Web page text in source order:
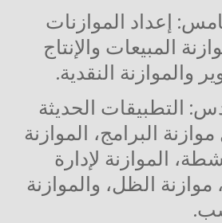
إعداد الموازنات
المبيعات والإنتاج
والموازنة النقدية.
التطبيقات الحديثة
البرامج، الموازنة
الموازنة لإدارة
موازنة الظل، والموازنة